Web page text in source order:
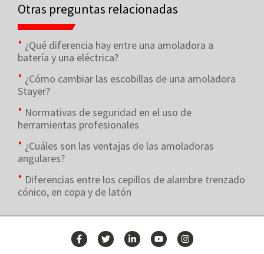
Otras preguntas relacionadas
¿Qué diferencia hay entre una amoladora a
batería y una eléctrica?
¿Cómo cambiar las escobillas de una amoladora
Stayer?
Normativas de seguridad en el uso de
herramientas profesionales
¿Cuáles son las ventajas de las amoladoras
angulares?
Diferencias entre los cepillos de alambre trenzado
cónico, en copa y de latón